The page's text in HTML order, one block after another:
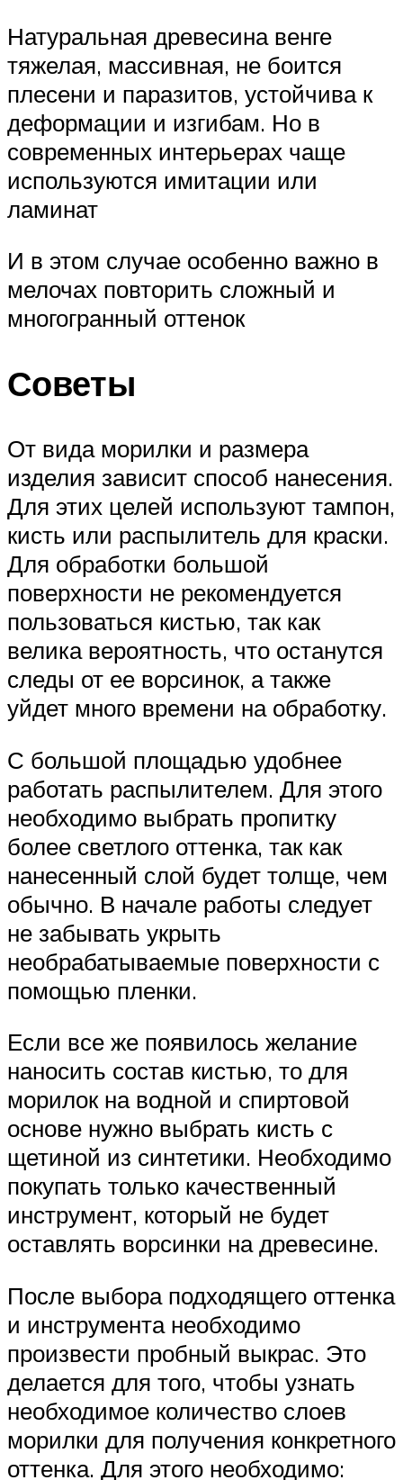
Натуральная древесина венге
тяжелая, массивная, не боится
плесени и паразитов, устойчива к
деформации и изгибам. Но в
современных интерьерах чаще
используются имитации или
ламинат
И в этом случае особенно важно в
мелочах повторить сложный и
многогранный оттенок
Советы
От вида морилки и размера
изделия зависит способ нанесения.
Для этих целей используют тампон,
кисть или распылитель для краски.
Для обработки большой
поверхности не рекомендуется
пользоваться кистью, так как
велика вероятность, что останутся
следы от ее ворсинок, а также
уйдет много времени на обработку.
С большой площадью удобнее
работать распылителем. Для этого
необходимо выбрать пропитку
более светлого оттенка, так как
нанесенный слой будет толще, чем
обычно. В начале работы следует
не забывать укрыть
необрабатываемые поверхности с
помощью пленки.
Если все же появилось желание
наносить состав кистью, то для
морилок на водной и спиртовой
основе нужно выбрать кисть с
щетиной из синтетики. Необходимо
покупать только качественный
инструмент, который не будет
оставлять ворсинки на древесине.
После выбора подходящего оттенка
и инструмента необходимо
произвести пробный выкрас. Это
делается для того, чтобы узнать
необходимое количество слоев
морилки для получения конкретного
оттенка. Для этого необходимо: